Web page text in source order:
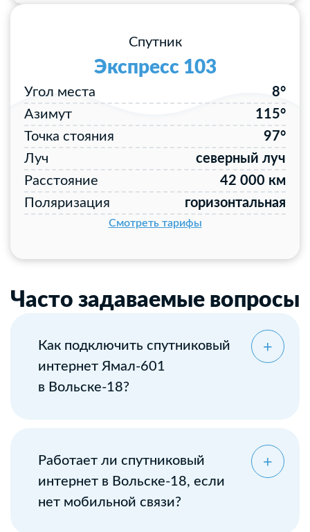
Спутник
Экспресс 103
Угол места
8°
Азимут
115°
Точка стояния
97°
Луч
северный луч
Расстояние
42 000 км
Поляризация
горизонтальная
Смотреть тарифы
Часто задаваемые вопросы
Как подключить спутниковый
интернет Ямал-601
в Вольске-18?
Работает ли спутниковый
интернет в Вольске-18, если
нет мобильной связи?